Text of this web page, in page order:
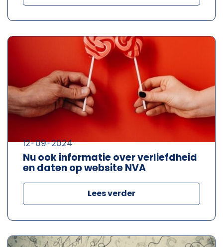
Nu ook informatie over verliefdheid
en daten op website NVA
12-09-2024
Lees verder